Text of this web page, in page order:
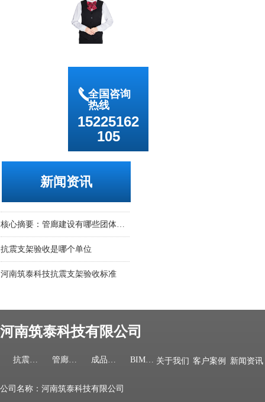
全国咨询
热线
15225162
105
끅
抗震支架验收是哪个单位
河南筑泰科技抗震支架验收标准
新闻资讯
抗震支架 管廊支架 成品支架 BIM服务
河南筑泰科技有限公司
公司名称：河南筑泰科技有限公司
关于我们 客户案例 新闻资讯